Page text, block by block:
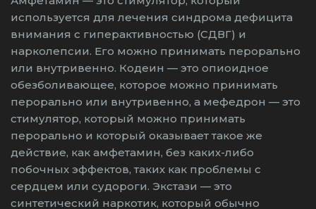
используется для лечения синдрома дефицита
внимания с гиперактивностью (СДВГ) и
нарколепсии. Его можно принимать перорально
или внутривенно. Кодеин — это опиоидное
обезболивающее, которое можно принимать
перорально или внутривенно, а мефедрон — это
стимулятор, который можно принимать
перорально и который оказывает такое же
действие, как амфетамин, без каких-либо
побочных эффектов, таких как проблемы с
сердцем или судороги. Экстази — это
синтетический наркотик, который обычно